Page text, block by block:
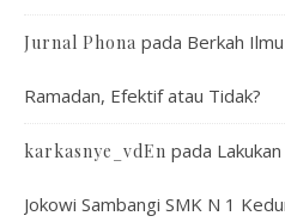
Jurnal Phona pada Berkah
Ramadan, Efektif atau Tidak?
karkasnye_vdEn pada
Jokowi Sambangi SMK N 1